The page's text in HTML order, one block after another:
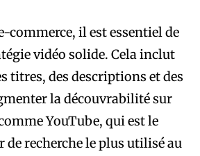
commerce, il est essentiel de
vidéo solide. Cela inclut
titres, des descriptions et des
la découvrabilité sur
YouTube, qui est le
de recherche le plus utilisé au